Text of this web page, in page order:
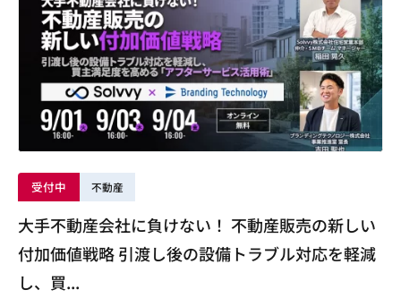
受付中 不動産
大手不動産会社に負けない！ 不動産販売の新しい
付加価値戦略 引渡し後の設備トラブル対応を軽減
し、買...